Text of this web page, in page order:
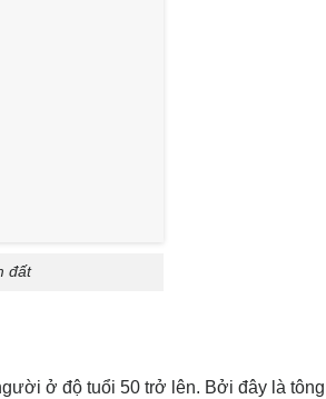
đất
ở độ tuổi 50 trở lên. Bởi đây là tông